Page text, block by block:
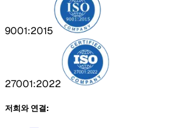
9001:2015
27001:2022
저희와 연결: